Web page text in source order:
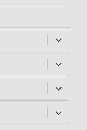
ouvrir
le
sous-
menu
ouvrir
le
sous-
menu
ouvrir
le
sous-
menu
ouvrir
le
sous-